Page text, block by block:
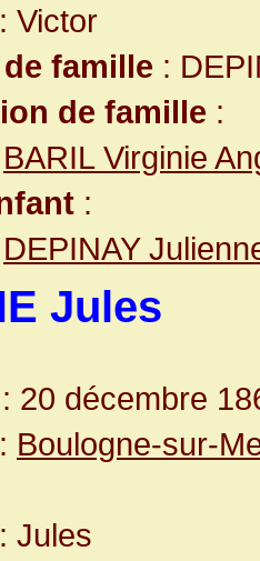
: Victor
famille :
de famille :
BARIL Virginie
:
DEPINAY
Jules
: 20 décembre
: Boulogne-sur-
: Jules